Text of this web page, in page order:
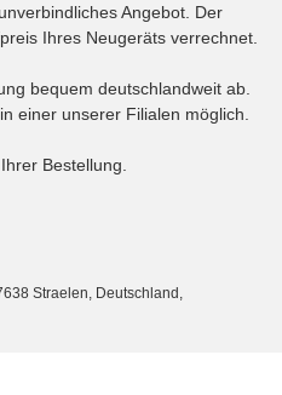
Angebot. Der
Ihres Neugeräts verrechnet.
bequem deutschlandweit ab.
einer unserer Filialen möglich.
Bestellung.
Straelen, Deutschland,